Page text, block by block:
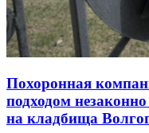
Похоронная
подходом
на кладбища